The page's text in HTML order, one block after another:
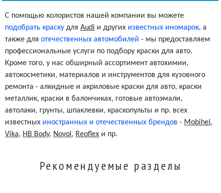
Phantom Black Pearl Clearcoat LZ9Y/L8
Canyon Red Pearl Clearcoat LZ3G/6P
Night Blue Pearl Effect Clearcoat LZ5D/7X
Oyster Gray Metallic
Akoya Silver Metallic Clearcoat
С помощью колористов нашей компании вы можете
подобрать краску дляAudi и других известных иномарок, а
также дляотечественных автомобилей - мы предоставляем
профессиональные услуги по подбору краски для авто.
Кроме того, у нас обширный ассортимент автохимии,
автокосметики, материалов и инструментов для кузовного
ремонта - алкидные и акриловые краски для авто, краски
металлик, краски в балончиках, готовые автоэмали,
автолаки, грунты, шпаклевки, краскопульты и пр. всех
известных иностранных и отечественных брендов - Mobihel ,
Vika, HB Body, Novol , Reoflex и пр.
Рекомендуемые разделы